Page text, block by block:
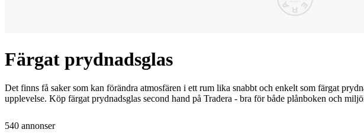
Färgat prydnadsglas
Det finns få saker som kan förändra atmosfären i ett rum lika snabbt och enkelt som färgat
upplevelse. Köp färgat prydnadsglas second hand på Tradera - bra för både plånboken och
540 annonser